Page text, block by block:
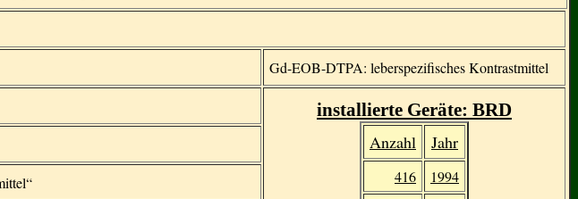
Gd-EOB-DTPA: leberspezifisches Kontrastmittel
installierte Geräte: BRD
Anzahl
Jahr
416
1994